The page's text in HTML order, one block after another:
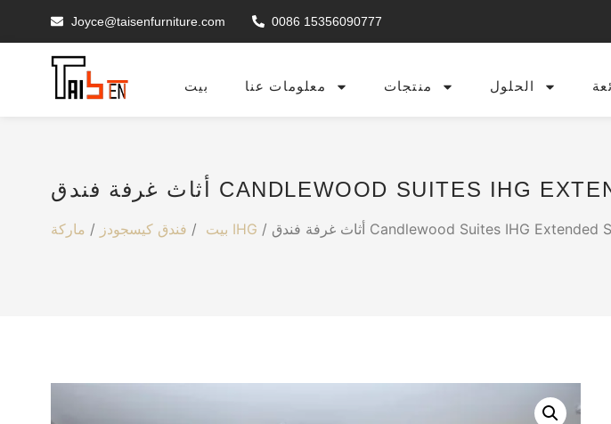
Joyce@taisenfurniture.com 0086 15356090777
بيت معلومات عنا منتجات الحلول
بيت / فندق كيسجودز / ماركة IHG